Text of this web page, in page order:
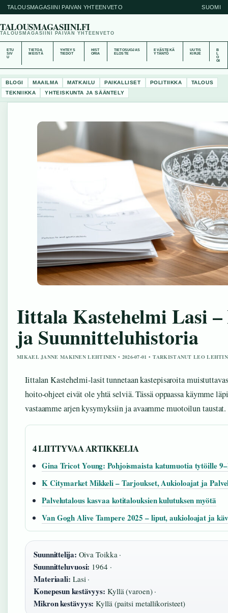
TALOUSMAGASIINI PAIVAN YHTEENVETO SUOMI
TALOUSMAGASIINI.FI
TALOUSMAGASIINI PAIVAN YHTEENVETO
ETU
SIV
U
TIETOA
MEISTÄ
YHTEYS
TIEDOT
HIST
ORIA
TIETOSUOJAS
ELOSTE
EVÄSTEKÄ
YTÄNTÖ
UUTIS
KIRJE
B
O
GI
BLOGI MAAILMA MATKAILU PAIKALLISET POLITIIKKA
TALOUS
TEKNIIKKA
YHTEISKUNTA JA SÄÄNTELY
Iittala Kastehelmi Lasi
ja Suunnitteluhistoria
MIKAEL JANNE MAKINEN LEHTINEN • 2026-07-01 • TARKISTANUT LEO
Iittalan Kastehelmi-lasit tunnetaan kastepisaroita
hoito-ohjeet eivät ole yhtä selviä. Tässä oppaassa käymme
vastaamme arjen kysymyksiin ja avaamme muotoilun taustat.
4 LIITTYVAA ARTIKKELIA
Gina Tricot Young: Pohjoismaista katumuotia tytöille
K Citymarket Mikkeli – Tarjoukset, Aukioloajat ja
Palvelutalous kasvaa kotitalouksien kulutuksen myötä
Van Gogh Alive Tampere 2025 – liput, aukioloajat ja
Suunnittelija: Oiva Toikka ·
Suunnitteluvuosi: 1964 ·
Materiaali: Lasi ·
Konepesun kestävyys: Kyllä (varoen) ·
Mikron kestävyys: Kyllä (paitsi metallikoristeet)